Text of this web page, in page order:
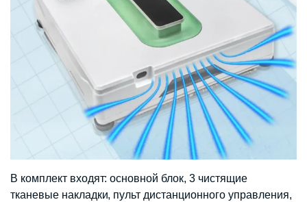
В комплект входят: основной блок, 3 чистящие
тканевые накладки, пульт дистанционного управления,